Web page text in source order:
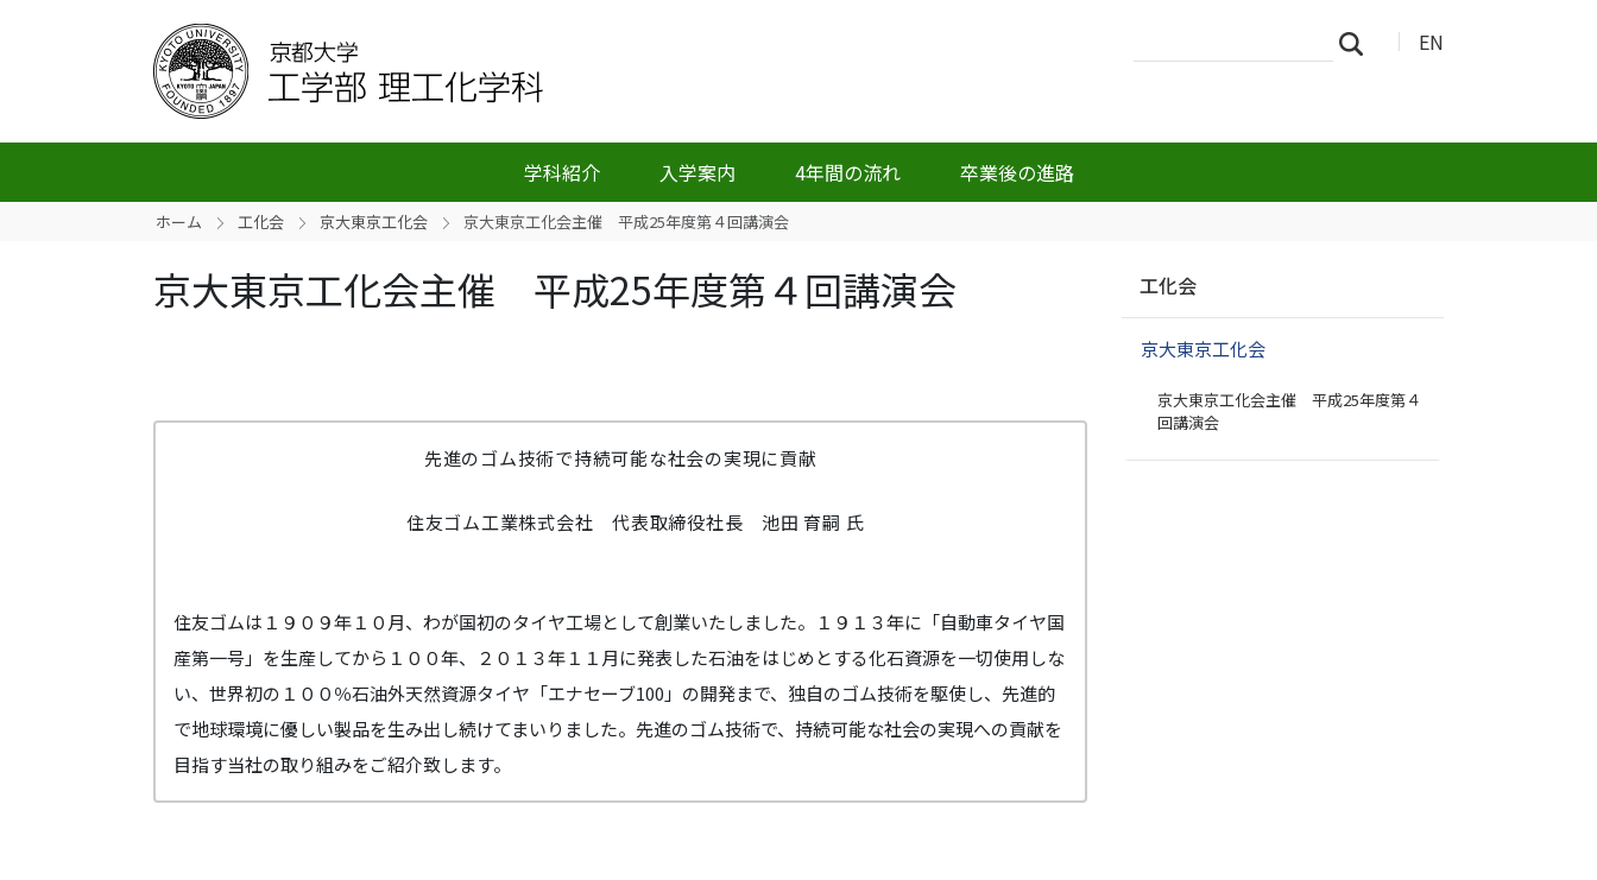
EN
学科紹介 入学案内 4年間の流れ 卒業後の進路
イ
細
ホーム 工化会 京大東京工化会 京大東京工化会主催 平成25年度第４回講演会
京大東京工化会主催 平成25年度第４回講演会
先進のゴム技術で持続可能な社会の実現に貢献
住友ゴム工業株式会社 代表取締役社長 池田 育嗣 氏
住友ゴムは１９０９年１０月、わが国初のタイヤ工場として創業いたしました。１９１３年に「自動車タイヤ国
産第一号」を生産してから１００年、２０１３年１１月に発表した石油をはじめとする化石資源を一切使用しな
い、世界初の１００％石油外天然資源タイヤ「エナセーブ100」の開発まで、独自のゴム技術を駆使し、先進的
で地球環境に優しい製品を生み出し続けてまいりました。先進のゴム技術で、持続可能な社会の実現への貢献を
目指す当社の取り組みをご紹介致します。
ビ
ゲ
工化会
京大東京工化会
京大東京工化会主催 平成25年度第４
回講演会